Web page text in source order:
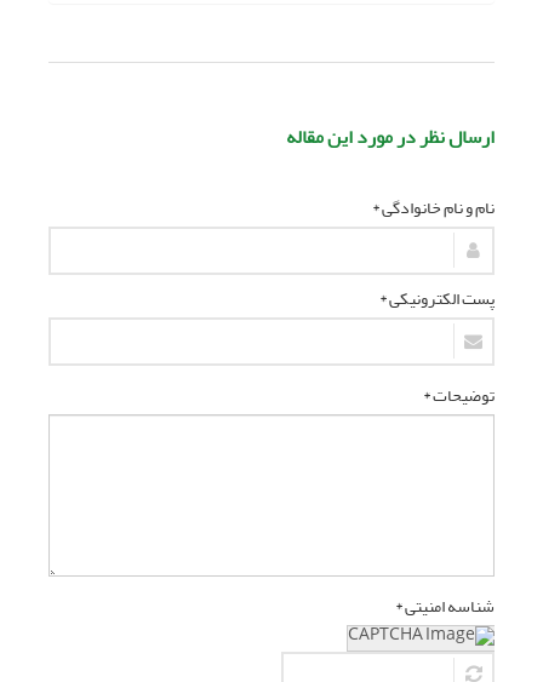
ارسال نظر در مورد این مقاله
نام و نام خانوادگی *
پست الکترونیکی *
توضیحات *
شناسه امنیتی *